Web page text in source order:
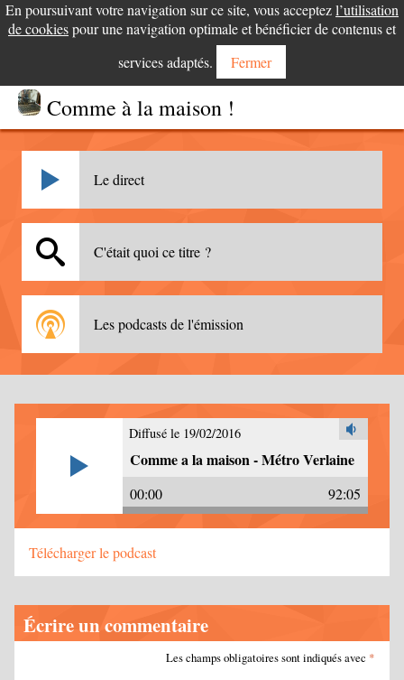
En poursuivant votre navigation sur ce site, vous acceptezl’utilisation
de cookiespour une navigation optimale et bénéficier de contenus et
services adaptés.
Fermer
Comme à la maison !
Le direct
C'était quoi ce titre ?
Les podcasts de l'émission
Diffusé le 19/02/2016
Comme a la maison - Métro Verlaine
00:00 92:05
Télécharger le podcast
Écrire un commentaire
Les champs obligatoires sont indiqués avec *